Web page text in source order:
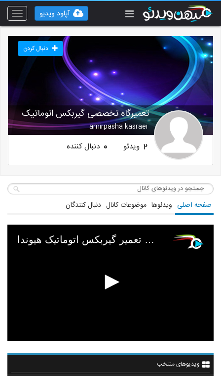
Toggle
آپلود ویدیو
تعمیرگاه تخصصی گیربکس اتوماتیک
amirpasha kasraei
دنبال کردن
2 ویدئو 0 دنبال کننده
صفحه اصلی ویدئوها موضوعات کانال دنبال کنندگان
آموزش تعمیر گیربکس اتوماتیک هیوندا
ویدیوهای منتخب